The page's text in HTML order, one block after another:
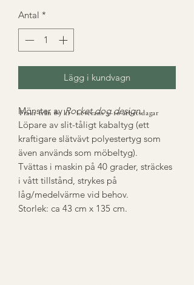
Antal *
Lägg i kundvagn
Mönster avRocket dog design.
Löpare av slit-tåligt kabaltyg (ett
kraftigare slätvävt polyestertyg som
även används som möbeltyg).
Tvättas i maskin på 40 grader, sträckes
i vått tillstånd, strykes på
låg/medelvärme vid behov.
Storlek: ca 43 cm x 135 cm.
Frakt från 89 kr · Leverans 5–10 arbetsdagar